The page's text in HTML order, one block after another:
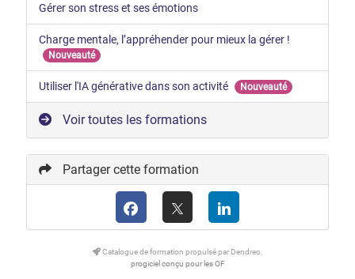
Gérer son stress et ses émotions
Charge mentale, l’appréhender pour mieux la gérer !
Nouveauté
Utiliser l'IA générative dans son activité Nouveauté
Voir toutes les formations
Partager cette formation
Catalogue de formation propulsé par Dendreo,
progiciel conçu pour les OF